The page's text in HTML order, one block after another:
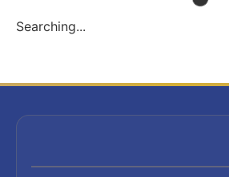
Searching...